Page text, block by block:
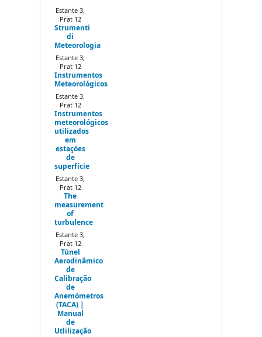
Estante 3,
Prat 12
Strumenti
di
Meteorologia
Estante 3,
Prat 12
Instrumentos
Meteorológicos
Estante 3,
Prat 12
Instrumentos
meteorológicos
utilizados
em
estaçöes
de
superfície
Estante 3,
Prat 12
The
measurement
of
turbulence
Estante 3,
Prat 12
Túnel
Aerodinâmico
de
Calibração
de
Anemómetros
(TACA) |
Manual
de
Utlilização